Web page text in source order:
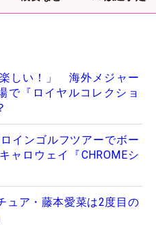
楽しい！」 海外メジャー
で『ロイヤルコレクショ
インゴルフツアーでボー
ロウェイ『CHROMEシ
ュア・藤本愛菜は2度目の